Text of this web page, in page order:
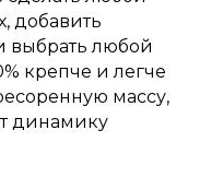
добавить
любой
крепче и легче
массу,
динамику